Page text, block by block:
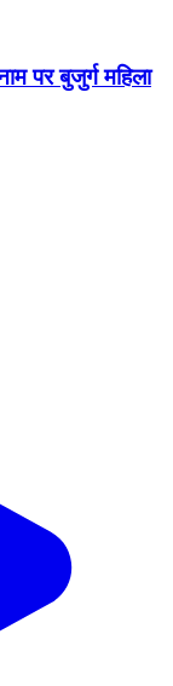
पर बुजुर्ग महिला